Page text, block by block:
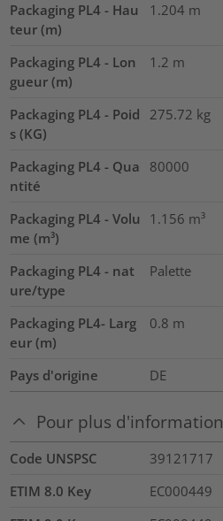
Packaging PL4 - Hau
teur (m)
1.204 m
Packaging PL4 - Lon
gueur (m)
1.2 m
Packaging PL4 - Poid
s (KG)
275.72 kg
Packaging PL4 - Qua
ntité
80000
Packaging PL4 - Volu
me (m³)
1.156 m³
Packaging PL4 - nat
ure/type
Palette
Packaging PL4- Larg
eur (m)
0.8 m
Pays d'origine DE
Pour plus d'information
Code UNSPSC
39121717
ETIM 8.0 Key
EC000449